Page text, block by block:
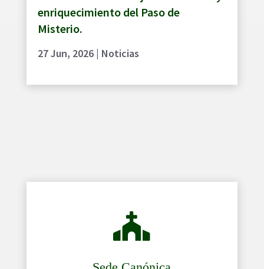
enriquecimiento del Paso de
Misterio.
27 Jun, 2026| Noticias
